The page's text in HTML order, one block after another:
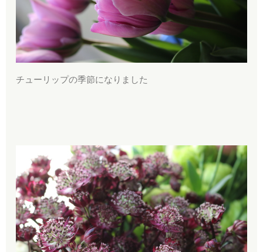
チューリップの季節になりました